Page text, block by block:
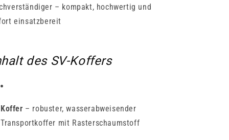
– kompakt, hochwertig und
einsatzbereit
des SV-Koffers
Koffer – robuster, wasserabweisender
Transportkoffer mit Rasterschaumstoff